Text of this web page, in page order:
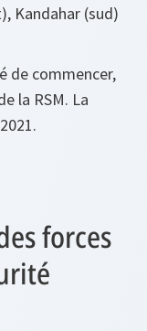
Kandahar (sud)
de commencer,
la RSM. La
forces